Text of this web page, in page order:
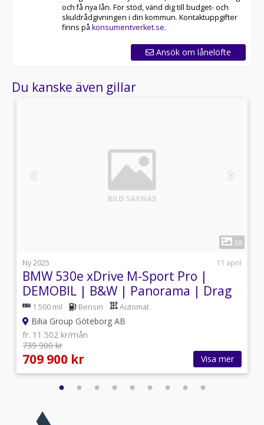
och få nya lån. För stöd, vänd dig till budget- och
skuldrådgivningen i din kommun. Kontaktuppgifter
finns på konsumentverket.se.
Ansök om lånelöfte
Du kanske även gillar
38
Ny 2025
11 april
BMW 530e xDrive M-Sport Pro |
DEMOBIL | B&W | Panorama | Drag
1 500 mil Bensin Automat
Bilia Group Göteborg AB
fr. 11 502 kr/mån
739 900 kr
709 900 kr Visa mer